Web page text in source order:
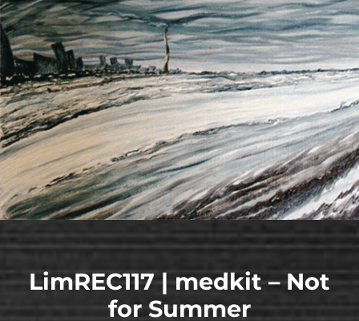
LimREC117 | medkit – Not
for Summer